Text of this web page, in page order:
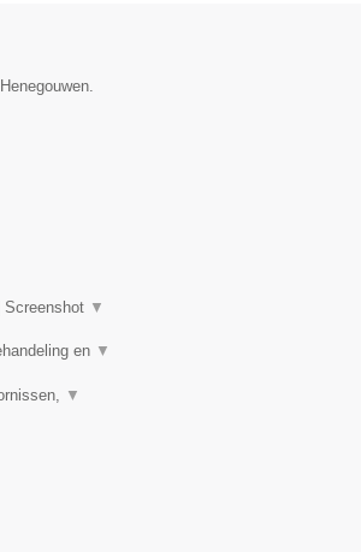
Screenshot ▼
en ▼
▼